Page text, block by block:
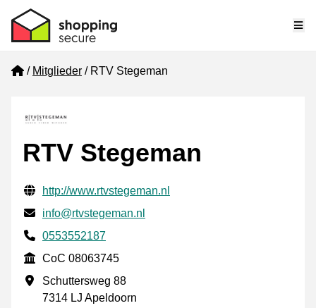
Home
Mitglieder RTV Stegeman
RTV Stegeman
Geprüfte Kontaktinformationen
Website URL
http://www.rtvstegeman.nl
E-mail
info@rtvstegeman.nl
Phone number
0553552187
CoC
CoC 08063745
Geschäftsadresse
Schuttersweg 88
7314 LJ Apeldoorn